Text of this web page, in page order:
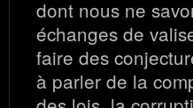
dont nous ne
échanges de
faire des
à parler de la